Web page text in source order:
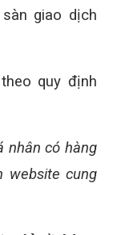
giao dịch
quy định
nhân có hàng
website cung